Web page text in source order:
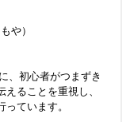
や）
、初心者がつまずき
ることを重視し、
ています。